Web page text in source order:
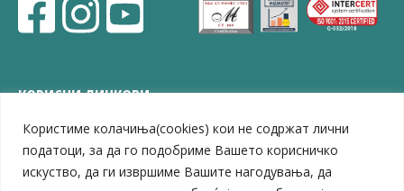
Користиме колачиња(cookies) кои не содржат лични
податоци, за да го подобриме Вашето корисничко
искуство, да ги извршиме Вашите нагодувања, да
КОРИСНИ ЛИНКОВИ
ЗЕЛС – Заедница на единиците на локална самоуправа
Центар за развој на Вардарски плански регион
Јавно комунално претпријатие „Дервен“